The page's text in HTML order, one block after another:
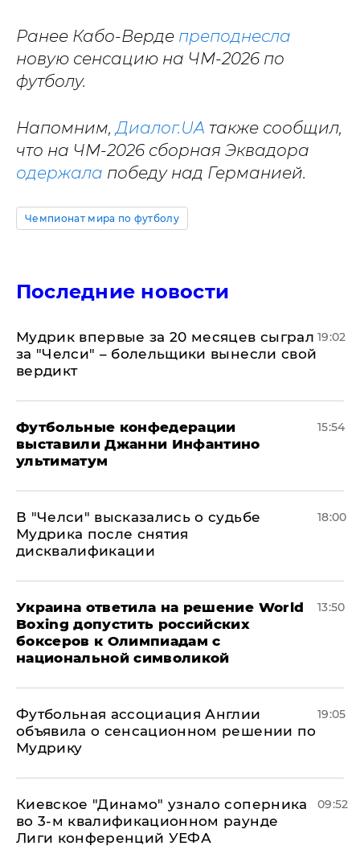
Ранее Кабо-Верде преподнесла
новую сенсацию на ЧМ-2026 по
футболу.
Напомним,Диалог.UA также сообщил,
что на ЧМ-2026 сборная Эквадора
одержала победу над Германией.
Чемпионат мира по футболу
Последние новости
Мудрик впервые за 20 месяцев сыграл
за "Челси" – болельщики вынесли свой
вердикт
19:02
Футбольные конфедерации
выставили Джанни Инфантино
ультиматум
15:54
В "Челси" высказались о судьбе
Мудрика после снятия
дисквалификации
18:00
Украина ответила на решение World
Boxing допустить российских
боксеров к Олимпиадам с
национальной символикой
13:50
Футбольная ассоциация Англии
объявила о сенсационном решении по
Мудрику
19:05
Киевское "Динамо" узнало соперника
во 3-м квалификационном раунде
Лиги конференций УЕФА
09:52